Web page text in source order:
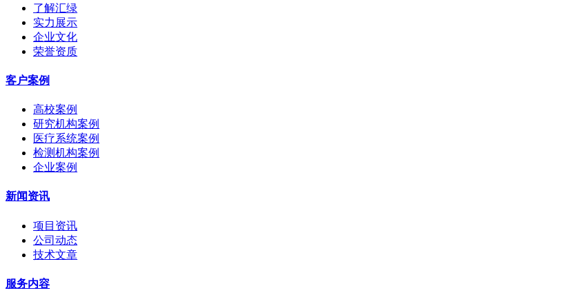
了解汇绿
实力展示
企业文化
荣誉资质
客户案例
高校案例
研究机构案例
医疗系统案例
检测机构案例
企业案例
新闻资讯
项目资讯
公司动态
技术文章
服务内容